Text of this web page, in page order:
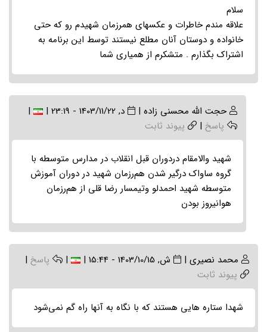
سلام
علاقه مندم خاطرات و عکسهای همرزمان شهیدم رو که حتی
خانواده و دوستان آنان مطلع نیستند توسط این برنامه به
اشتراک بگذارم . متشکرم از همیاری شما
In
reply
to
(بدون
موضوع)
علی
حجت الله محسنی زاده | د, 1403/11/22 - 23:19 |
|
پاسخ | پیوند ثابت
شهید والامقام دردوران قبل انقلاب در مدارس متوسطه با
گروه ساواک درگیر شدن هم‌رزمان شهید در دوران آموزش
متوسطه شهید احمدلو وتیمسار رضا قلی از هم‌رزمان
هوانیروز بودن
محمد نصیری | ش, 1403/10/15 - 15:44 |
| پاسخ |
پیوند ثابت
شهدا ستاره هایی هستند که با نگاه به آنها راه گم نمی‌شود